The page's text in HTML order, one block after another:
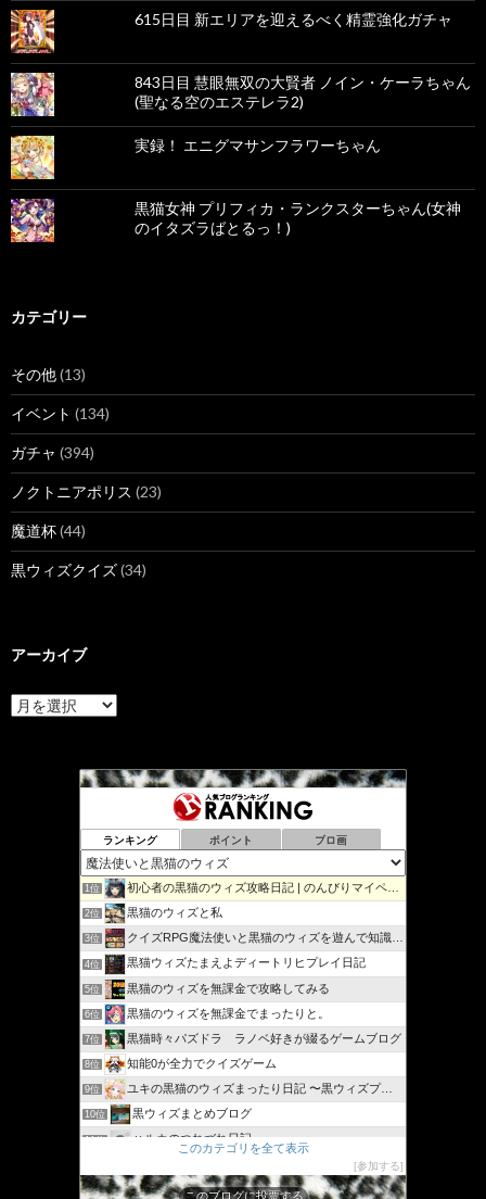
615日目 新エリアを迎えるべく精霊強化ガチャ
843日目 慧眼無双の大賢者 ノイン・ケーラちゃん
(聖なる空のエステレラ2)
実録！ エニグマサンフラワーちゃん
黒猫女神 プリフィカ・ランクスターちゃん(女神
のイタズラばとるっ！)
カテゴリー
その他(13)
イベント (134)
ガチャ (394)
ノクトニアポリス (23)
魔道杯(44)
黒ウィズクイズ(34)
アーカイブ
ア
ー
ランキング ポイント ブロ画
1位 初心者の黒猫のウィズ攻略日記 | のんびりマイペースで攻略…
2位 黒猫のウィズと私
3位 クイズRPG魔法使いと黒猫のウィズを遊んで知識を増やそう
4位 黒猫ウィズたまえよディートリヒプレイ日記
5位 黒猫のウィズを無課金で攻略してみる
6位 黒猫のウィズを無課金でまったりと。
7位 黒猫時々パズドラ ラノベ好きが綴るゲームブログ
8位 知能0が全力でクイズゲーム
9位 ユキの黒猫のウィズまったり日記 〜黒ウィズプレイ日記ブログ〜
10位 黒ウィズまとめブログ
11位 ハルカのつれづれ日記
13位 ジャスたいむ
このカテゴリを全て表示
参加する
このブログに投票する